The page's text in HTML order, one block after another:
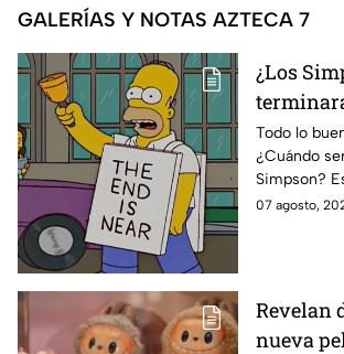
GALERÍAS Y NOTAS AZTECA 7
¿Los
de Bart
Todo lo
¿Cuándo
Simpson?
sabe:
07 agosto,
Revelan
nueva